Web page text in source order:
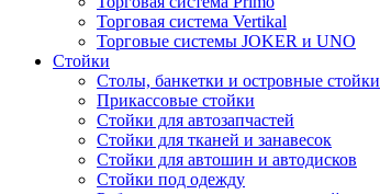
Торговая система Vertikal
Торговые системы JOKER и UNO
Стойки
Столы, банкетки и островные стойки
Прикассовые стойки
Стойки для автозапчастей
Стойки для тканей и занавесок
Стойки для автошин и автодисков
Стойки под одежду